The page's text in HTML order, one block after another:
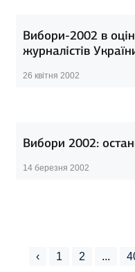
Вибори-2002 в
журналістів
26 квітня 2002
Вибори 2002:
14 березня 2002
‹ 1 2 ...